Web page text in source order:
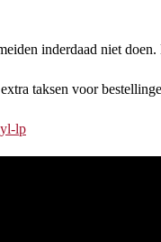
inderdaad niet
taksen voor
lp